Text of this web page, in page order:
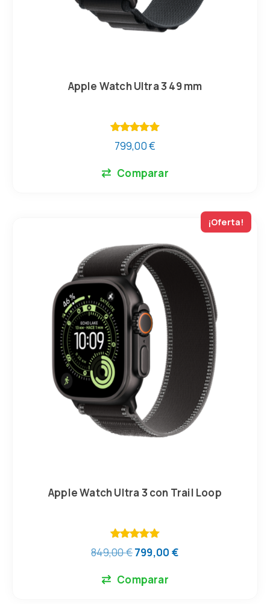
Apple Watch Ultra 3 49 mm
Valorado
con
799,00€
Comparar
¡Oferta!
Apple Watch Ultra 3 con Trail Loop
Valorado
con
849,00€799,00 €
Comparar